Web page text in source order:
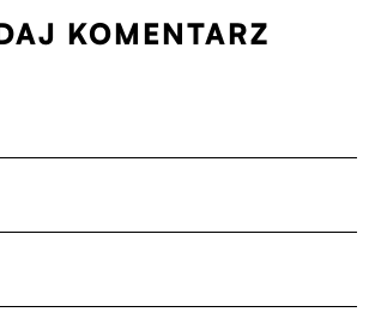
KOMENTARZ